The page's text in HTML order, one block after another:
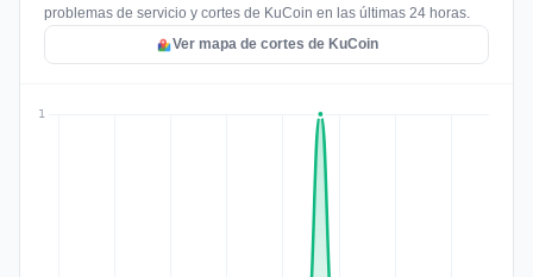
problemas de servicio y cortes de KuCoin en las últimas 24 horas.
Ver mapa de cortes de KuCoin